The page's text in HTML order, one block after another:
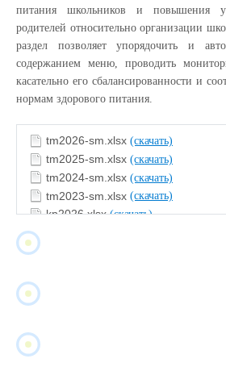
питания школьников и повышения
родителей относительно организации
раздел позволяет упорядочить и
содержанием меню, проводить
касательно его сбалансированности и
нормам здорового питания.
tm2026-sm.xlsx (скачать)
tm2025-sm.xlsx (скачать)
tm2024-sm.xlsx (скачать)
tm2023-sm.xlsx (скачать)
kp2026.xlsx(скачать)